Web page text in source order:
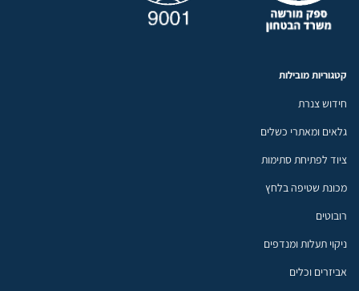
קטגוריות מובילות
חידוש צנרת
גלאים ומאתרי כשלים
ציוד לפתיחת סתימות
מכונת שטיפה בלחץ
רובוטים
ניקוי תעלות ומנדפים
אביזרים וכלים